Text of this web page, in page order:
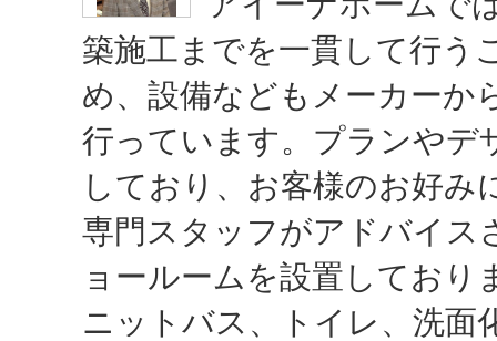
築施工までを一貫して行う
め、設備などもメーカーか
行っています。プランやデ
しており、お客様のお好み
専門スタッフがアドバイス
ョールームを設置しており
ニットバス、トイレ、洗面